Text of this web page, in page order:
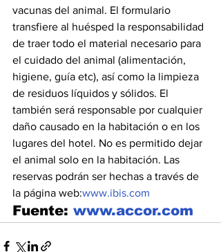
vacunas del animal. El formulario
transfiere al huésped la responsabilidad
de traer todo el material necesario para
el cuidado del animal (alimentación,
higiene, guía etc), así como la limpieza
de residuos líquidos y sólidos. El
también será responsable por cualquier
daño causado en la habitación o en los
lugares del hotel. No es permitido dejar
el animal solo en la habitación. Las
reservas podrán ser hechas a través de
la página web:www.ibis.com
Fuente: www.accor.com